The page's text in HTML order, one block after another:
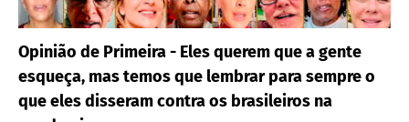
Opinião de Primeira - Eles querem que a gente
esqueça, mas temos que lembrar para sempre o
que eles disseram contra os brasileiros na